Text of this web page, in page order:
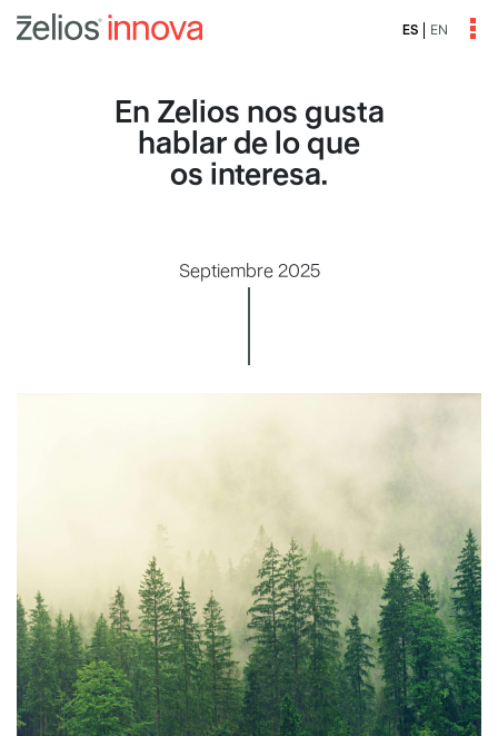
ES EN
En Zelios nos gusta
hablar de lo que
os interesa.
Septiembre 2025